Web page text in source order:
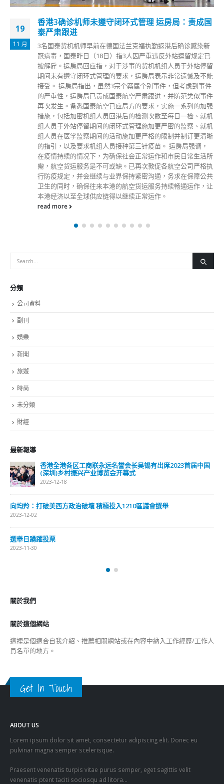
19
11 月
香港3确诊机师未遵守闭环式管理 运房局：责成国
泰严肃跟进
3名国泰货机机师早前在德国法兰克福执勤返港后确诊感染新
冠病毒，国泰昨日（18日）指3人因严重违反外站逗留规定已
被解雇。运房局回应指，对于涉事的货机机组人员于外站停留
期间未有遵守闭环式管理的要求，运房局表示非常遗憾及不能
接受。 运房局指出，虽然3宗个案属个别事件，但考虑到事件
的严重性，运房局已责成国泰航空严肃跟进，并防范类似事件
再次发生。备悉国泰航空已应局方的要求，实施一系列的加强
措施，包括加密机组人员回港后的检测次数至每日一检、就机
组人员于外站停留期间的闭环式管理施加更严密的监察、就机
组人员在医学监察期间的活动施加更严格的限制并制订更清晰
的指引，以及要求机组人员接种第三针疫苖。 运房局强调，​
在疫情持续的情况下，为确保社会正常运作和市民日常生活所
需，航空货运服务是不可或缺。已再次敦促各航空公司严格执
行防疫规定，并会继续与业界保持紧密沟通，务求在保障公共
卫生的同时，确保往来本港的航空货运服务持续畅通运作，让
本港经济以至全球供应链得以继续正常运作。
read more
分類
公司資料
副刊
娛樂
新聞
旅遊
時尚
未分類
財經
最新報導
香港全港各区工商联永远名誉会长吴锡有出席2023首届中国
(深圳)乡村振兴产业博览会开幕式
2023-12-18
向均羚：打破美西方政治破壞 積極投入1210區議會選舉
2023-12-02
選舉日踴躍投票
2023-11-30
關於我們
關於這個網站
這裡是個適合自我介紹、推薦相關網站或在內容中納入工作經歷/工作人
員名單的地方。
Get In Touch
ABOUT US
Lorem ipsum dolor sit amet, consectetur adipiscing elit. Donec eu
pulvinar magna semper scelerisque.
Praesent venenatis turpis vitae purus semper, eget sagittis velit
venenatis ptent taciti sociosqu ad litora…